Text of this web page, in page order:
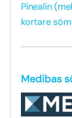
Pinealin
kortare
Medibas